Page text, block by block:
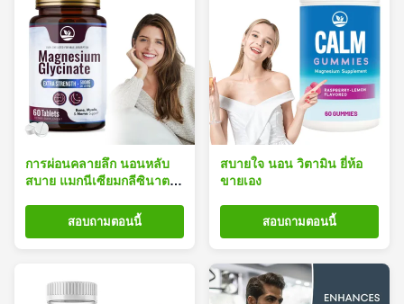
การผ่อนคลายลึก นอนหลับ
สบาย แมกนีเซียมกลีซินาต
ซัพพลายเออร์สอบถามตอนนี้
สบายใจ นอน วิตามิน ยี่ห้อ
ขายเอง
สอบถามตอนนี้